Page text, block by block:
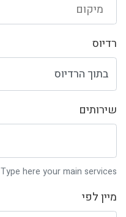
מיקום
רדיוס
שירותים
Type here your main services
מיין לפי